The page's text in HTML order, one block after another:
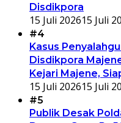
Disdikpora
15 Juli 202615 Juli
#4
Kasus
Disdikpora
Kejari Majene,
15 Juli 202615 Juli
#5
Publik Desak